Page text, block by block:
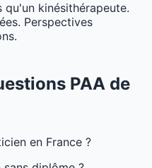
qu'un kinésithérapeute.
Perspectives
PAA de
en France ?